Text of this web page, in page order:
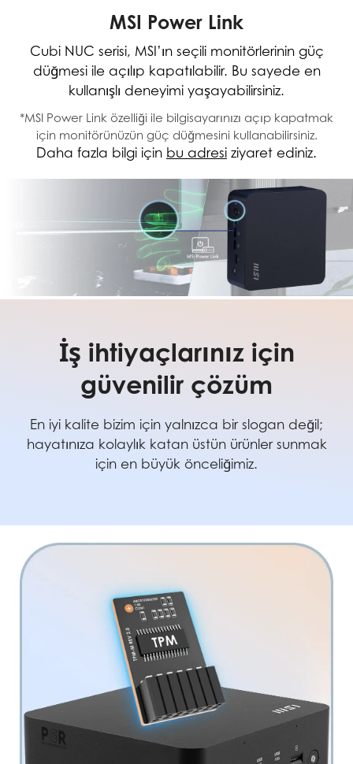
MSI Power Link
Cubi NUC serisi, MSI’ın seçili monitörlerinin güç
düğmesi ile açılıp kapatılabilir. Bu sayede en
kullanışlı deneyimi yaşayabilirsiniz.
*MSI Power Link özelliği ile bilgisayarınızı açıp kapatmak
için monitörünüzün güç düğmesini kullanabilirsiniz.
Daha fazla bilgi için bu adresi ziyaret ediniz.
İş ihtiyaçlarınız için
güvenilir çözüm
En iyi kalite bizim için yalnızca bir slogan değil;
hayatınıza kolaylık katan üstün ürünler sunmak
için en büyük önceliğimiz.